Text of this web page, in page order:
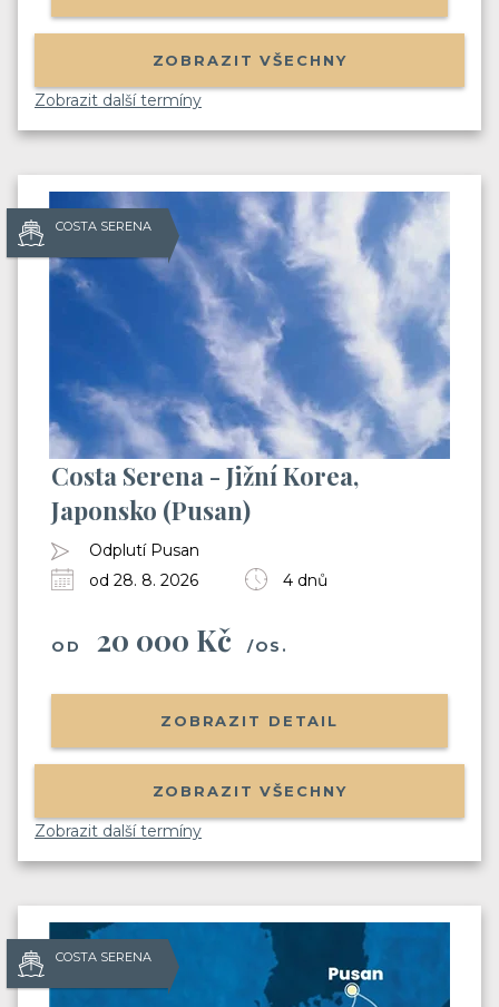
ZOBRAZIT VŠECHNY
Zobrazit další termíny
COSTA SERENA
Costa Serena - Jižní Korea,
Japonsko (Pusan)
Odplutí Pusan
od 28. 8. 2026
4 dnů
OD 20 000 Kč /OS.
ZOBRAZIT DETAIL
ZOBRAZIT VŠECHNY
Zobrazit další termíny
COSTA SERENA